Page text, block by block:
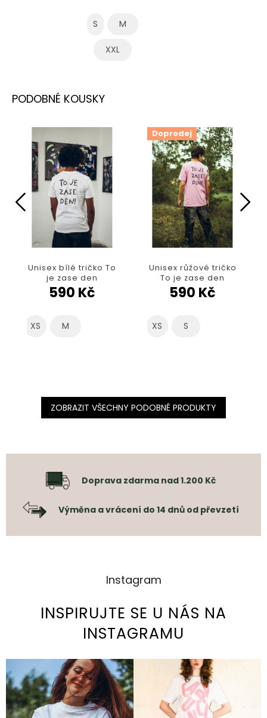
S M
XXL
Unisex bílé tričko To
je zase den
590 Kč
XS M
Doprodej
Unisex růžové tričko
To je zase den
590 Kč
XS S
ZOBRAZIT VŠECHNY PODOBNÉ PRODUKTY
Doprava zdarma nad 1.200 Kč
Výměna a vrácení do 14 dnů od převzetí
Instagram
INSPIRUJTE SE U NÁS NA
INSTAGRAMU